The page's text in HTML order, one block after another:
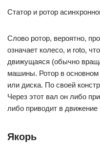
Статор и ротор
Слово ротор, вероятно,
означает колесо, и roto,
движущаяся (обычно
машины. Ротор в
или диска. По своей
Через этот вал он либо
либо приводит в
Якорь